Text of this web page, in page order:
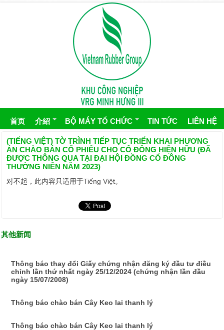
首页 介紹 BỘ MÁY TỔ CHỨC TIN TỨC LIÊN HỆ
(TIẾNG VIỆT) TỜ TRÌNH TIẾP TỤC TRIỂN KHAI PHƯƠNG
ÁN CHÀO BÁN CỔ PHIẾU CHO CỔ ĐÔNG HIỆN HỮU (ĐÃ
ĐƯỢC THÔNG QUA TẠI ĐẠI HỘI ĐỒNG CỔ ĐÔNG
THƯỜNG NIÊN NĂM 2023)
对不起，此内容只适用于Tiếng Việt。
其他新闻
Thông báo thay đổi Giấy chứng nhận đăng ký đầu tư điều
chỉnh lần thứ nhất ngày 25/12/2024 (chứng nhận lần đầu
ngày 15/07/2008)
Thông báo chào bán Cây Keo lai thanh lý
Thông báo chào bán Cây Keo lai thanh lý